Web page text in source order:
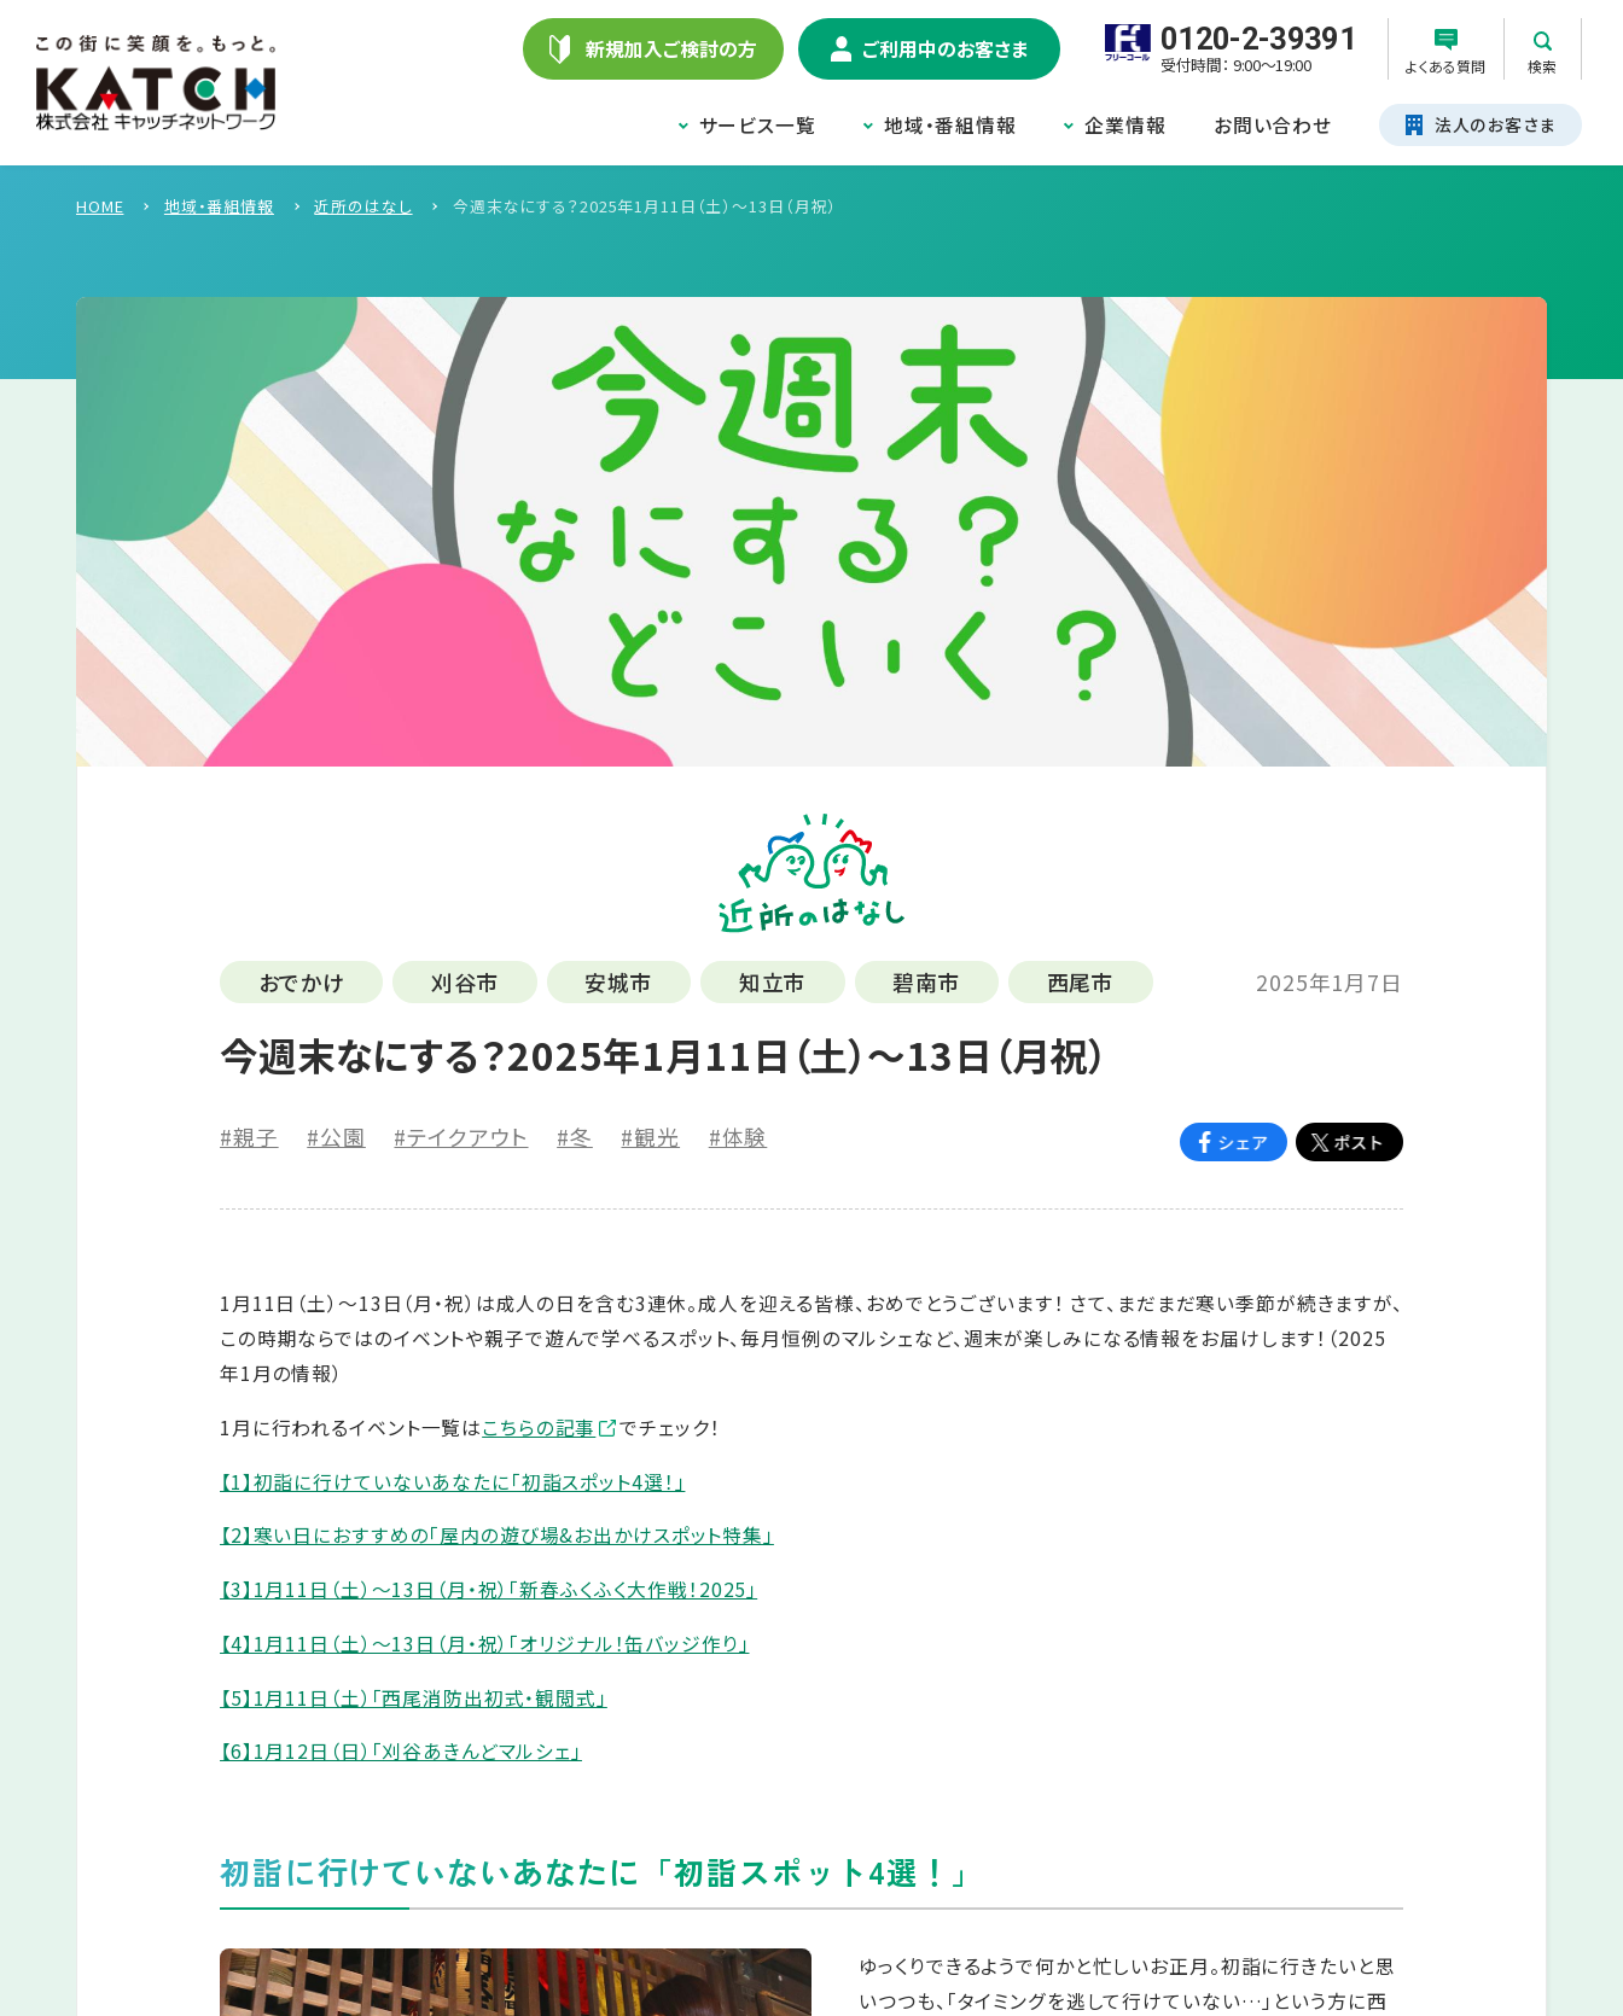
新規加入ご検討の方 ご利用中のお客さま 0120-2-39391
受付時間： 9:00～19:00 よくある質問 検索
サービス一覧 地域・番組情報 企業情報 お問い合わせ 法人のお客さま
HOME 地域・番組情報 近所のはなし 今週末なにする？2025年1月11日（土）～13日（月祝）
おでかけ 刈谷市 安城市 知立市 碧南市 西尾市 2025年1月7日
今週末なにする？2025年1月11日（土）～13日（月祝）
#親子 #公園 #テイクアウト #冬 #観光 #体験
1月11日（土）～13日（月・祝）は成人の日を含む3連休。成人を迎える皆様、おめでとうございます！ さて、まだまだ寒い季節が続きますが、
この時期ならではのイベントや親子で遊んで学べるスポット、毎月恒例のマルシェなど、週末が楽しみになる情報をお届けします！（2025
年1月の情報）
1月に行われるイベント一覧はこちらの記事
でチェック！
【1】初詣に行けていないあなたに「初詣スポット4選！」
【2】寒い日におすすめの「屋内の遊び場&お出かけスポット特集」
【3】1月11日（土）～13日（月・祝）「新春ふくふく大作戦！2025」
【4】1月11日（土）～13日（月・祝）「オリジナル！缶バッジ作り」
【5】1月11日（土）「西尾消防出初式・観閲式」
【6】1月12日（日）「刈谷あきんどマルシェ」
初詣に行けていないあなたに「初詣スポット4選！」
ゆっくりできるようで何かと忙しいお正月。初詣に行きたいと思
いつつも、「タイミングを逃して行けていない…」という方に西